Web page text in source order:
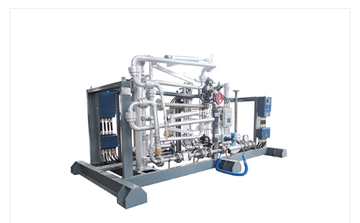
潜油泵鹤管
流体装卸臂 输油臂
汽车鹤管